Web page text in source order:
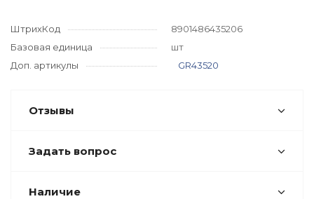
ШтрихКод
8901486435206
Базовая единица
шт
Доп. артикулы
GR43520
Отзывы
Задать вопрос
Наличие